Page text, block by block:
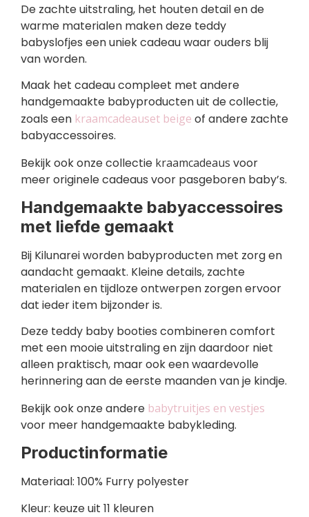
De zachte uitstraling, het houten detail en de
warme materialen maken deze teddy
babyslofjes een uniek cadeau waar ouders blij
van worden.
Maak het cadeau compleet met andere
handgemaakte babyproducten uit de collectie,
zoals een kraamcadeauset beige of andere zachte
babyaccessoires.
Bekijk ook onze collectie kraamcadeaus voor
meer originele cadeaus voor pasgeboren baby’s.
Handgemaakte babyaccessoires
met liefde gemaakt
Bij Kilunarei worden babyproducten met zorg en
aandacht gemaakt. Kleine details, zachte
materialen en tijdloze ontwerpen zorgen ervoor
dat ieder item bijzonder is.
Deze teddy baby booties combineren comfort
met een mooie uitstraling en zijn daardoor niet
alleen praktisch, maar ook een waardevolle
herinnering aan de eerste maanden van je kindje.
Bekijk ook onze andere babytruitjes en vestjes
voor meer handgemaakte babykleding.
Productinformatie
Materiaal: 100% Furry polyester
Kleur: keuze uit 11 kleuren